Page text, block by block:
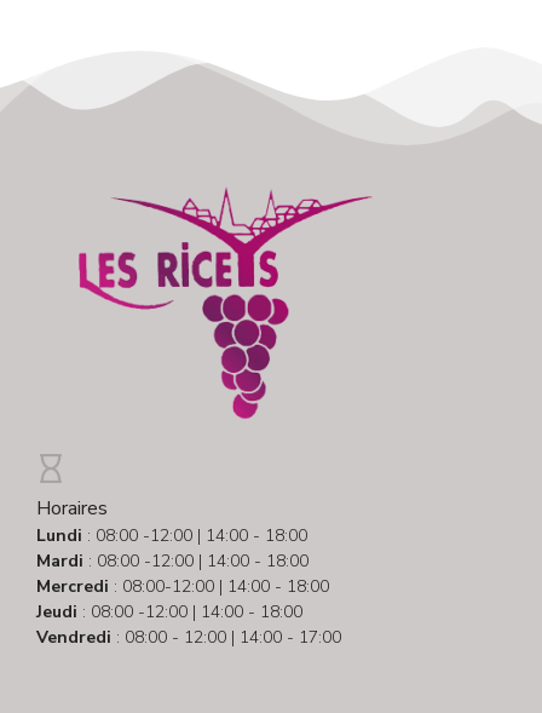
Horaires
Lundi : 08:00 -12:00 | 14:00 - 18:00
Mardi : 08:00 -12:00 | 14:00 - 18:00
Mercredi : 08:00-12:00 | 14:00 - 18:00
Jeudi : 08:00 -12:00 | 14:00 - 18:00
Vendredi : 08:00 - 12:00 | 14:00 - 17:00